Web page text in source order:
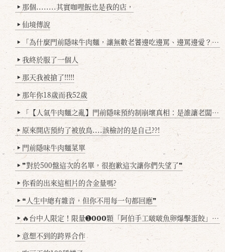
▶ 那個........其實咖哩飯也是我的店，
▶ 仙境傳說
▶ 「為什麼門前隱味牛肉麵，讓無數老饕邊吃邊罵、邊罵邊愛？小辣雞揭密！」
▶ 我終於服了一個人
▶ 那天我被搶了!!!!!
▶ 那年你18歲而我52歲
▶ 「【人氣牛肉麵之亂】門前隱味預約制崩壞真相：是誰讓老闆心灰意冷？」
▶ 原來開店預約了被放鳥....該檢討的是自己??!
▶ 門前隱味牛肉麵菜單
▶ ❞對於500盤這次的名單，很抱歉這次讓你們失望了❞
▶ 你看的出來這相片的含金量嗎?
▶ ❝人生中總有雜音，但你不用每一句都回應❞
▶ 🔥台中人限定！限量➊𝟬𝟬𝟬顆「阿伯手工啵啵魚卵爆擊蛋餃」台北已被搶爆2萬顆，最後名額門前隱味只留給你！🥟💥
▶ 意想不到的跨界合作